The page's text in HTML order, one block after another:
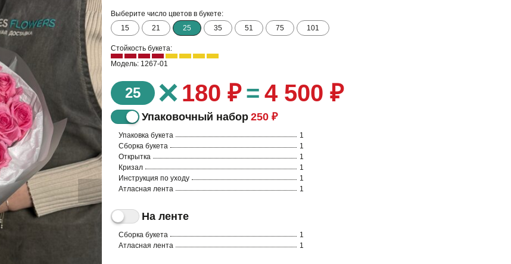
Выберите число цветов в букете:
15
21 25 35 51 75 101
Стойкость букета:
Модель: 1267-01
25 × 180 ₽ = 4 500 ₽
Упаковочный набор 250 ₽
Упаковка букета
1
Сборка букета
1
Открытка
1
Кризал
1
Инструкция по уходу
1
Атласная лента
1
На ленте
Сборка букета
1
Атласная лента
1